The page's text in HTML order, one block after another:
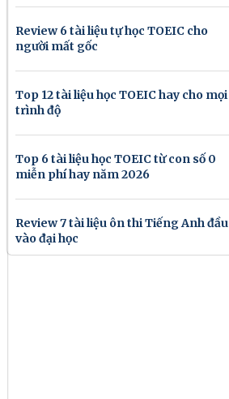
Review 6 tài liệu tự học TOEIC cho
người mất gốc
Top 12 tài liệu học TOEIC hay cho mọi
trình độ
Top 6 tài liệu học TOEIC từ con số 0
miễn phí hay năm 2026
Review 7 tài liệu ôn thi Tiếng Anh đầu
vào đại học